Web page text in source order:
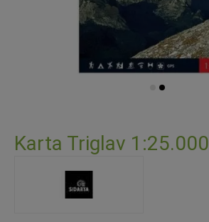
to
the
beginning
Karta Triglav 1:25.000